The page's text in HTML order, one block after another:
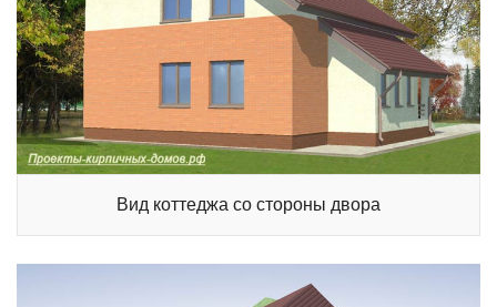
Вид коттеджа со стороны двора